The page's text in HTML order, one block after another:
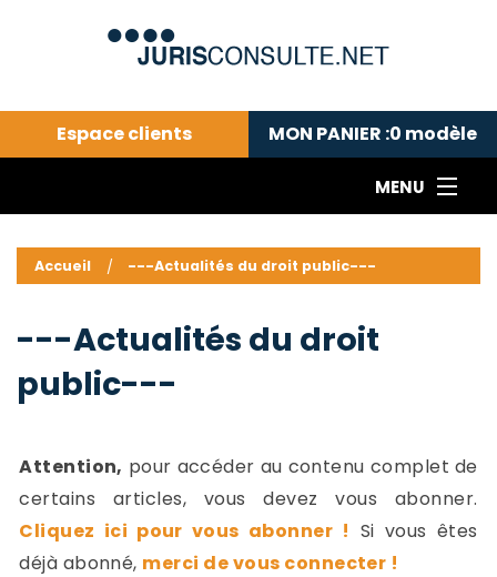
Espace clients MON PANIER :0 modèle
MENU
---Actualités du droit public---
Droit pénal---
Droit privé ---
Abonnement aux actualités
Accueil ---Actualités du droit public---
---Actualités du droit
public---
Attention, pour accéder au contenu complet de
certains articles, vous devez vous abonner.
Cliquez ici pour vous abonner ! Si vous êtes
déjà abonné, merci de vous connecter !